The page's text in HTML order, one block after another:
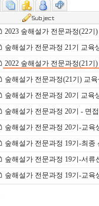
2023 숲해설가 전문과정(22
숲해설가 전문과정 21기 교육
2022 숲해설가 전문과정(21
숲해설가 전문과정(21기) 교
숲해설가 전문과정 20기 교육
숲해설가 전문과정 20기 - 면
숲해설가 전문과정 20기-교육
숲해설가 전문과정 19기-최종
숲해설가 전문과정 19기-서류
숲해설가 전문과정 19기-교육